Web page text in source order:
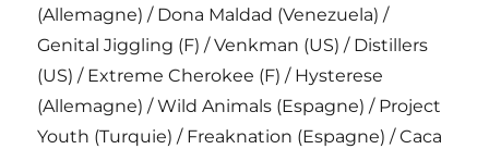
(Allemagne) / Dona Maldad (Venezuela) /
Genital Jiggling (F) / Venkman (US) / Distillers
(US) / Extreme Cherokee (F) / Hysterese
(Allemagne) / Wild Animals (Espagne) / Project
Youth (Turquie) / Freaknation (Espagne) / Caca